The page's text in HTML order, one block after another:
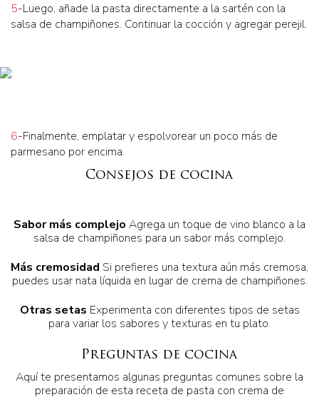
5-Luego, añade la pasta directamente a la sartén con la
salsa de champiñones. Continuar la cocción y agregar perejil.
6-Finalmente, emplatar y espolvorear un poco más de
parmesano por encima.
Consejos de cocina
Sabor más complejo Agrega un toque de vino blanco a la
salsa de champiñones para un sabor más complejo.
Más cremosidad Si prefieres una textura aún más cremosa,
puedes usar nata líquida en lugar de crema de champiñones.
Otras setas Experimenta con diferentes tipos de setas
para variar los sabores y texturas en tu plato.
Preguntas de cocina
Aquí te presentamos algunas preguntas comunes sobre la
preparación de esta receta de pasta con crema de